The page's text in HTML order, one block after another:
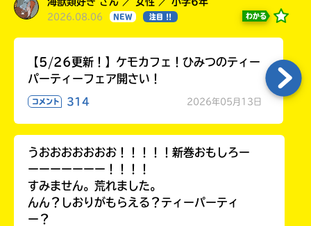
2026.08.06 NEW 注目 !! わかる
【5/26更新！】ケモカフェ！ひみつのティー
パーティーフェア開さい！
コメント 314 2026年05月13日
うおおおおおおお！！！！！新巻おもしろー
ーーーーーーー！！！！
すみません。荒れました。
んん？しおりがもらえる？ティーパーティ
ー？